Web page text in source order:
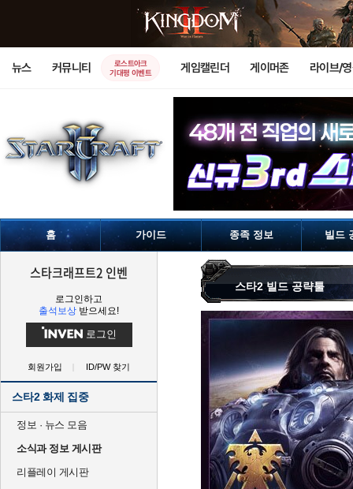
뉴스 커뮤니티
로스트아크
기대평 이벤트
게임캘린더 게이머존 라이브/
홈 가이드 종족 정보 빌드
스타크래프트2 인벤
로그인하고
출석보상 받으세요!
로그인
회원가입 ID/PW 찾기
스타2 화제 집중
정보 · 뉴스 모음
소식과 정보 게시판
리플레이 게시판
스타2 빌드 공략툴